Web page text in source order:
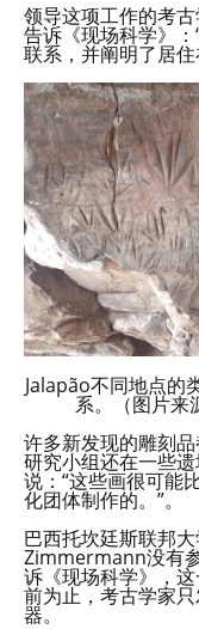
领导这项工作的考
告诉《现场科学》
联系，并阐明了居
Jalapão不同地点的
系。（图片来
许多新发现的雕刻品
研究小组还在一些
说：“这些画很可能
化团体制作的。”。
巴西托坎廷斯联邦
Zimmermann没有
诉《现场科学》，
前为止，考古学家
器。